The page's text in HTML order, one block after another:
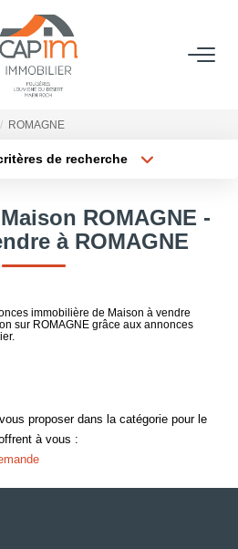
VENTES
Nous
Rejoindre
Actualités
ROMAGNE
de recherche
Budget max
ROMAGNE -
à ROMAGNE
immobilière de Maison à vendre
sur ROMAGNE grâce aux annonces
proposer dans la catégorie pour le
à vous :